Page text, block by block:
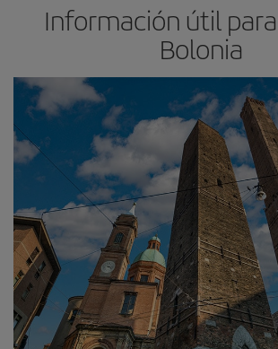
Información útil
Bolonia